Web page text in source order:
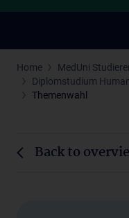
Home MedUni
Diplomstudium
Themenwahl
Back to